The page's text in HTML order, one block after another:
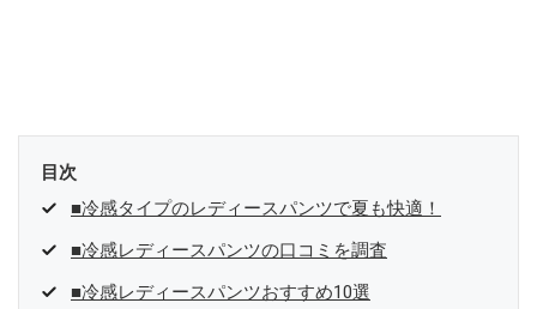
目次
■冷感タイプのレディースパンツで夏も快適！
■冷感レディースパンツの口コミを調査
■冷感レディースパンツおすすめ10選